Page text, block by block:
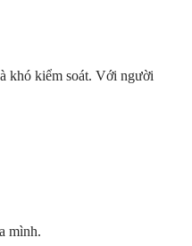
khó kiểm soát. Với người
mình.